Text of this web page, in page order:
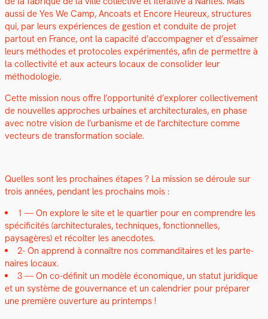
aus­si de Yes We Camp, Ancoats et Encore Heureux, struc­tures
qui, par leurs expéri­ences de ges­tion et con­duite de pro­jet
partout en France, ont la capac­ité d’ac­com­pa­g­n­er et d’essaimer
leurs méth­odes et pro­to­coles expéri­men­tés, afin de per­me­t­tre à
la col­lec­tiv­ité et aux acteurs locaux de con­solid­er leur
méthodolo­gie.
Cette mis­sion nous offre l’op­por­tu­nité d’ex­plor­er col­lec­tive­ment
de nou­velles approches urbaines et archi­tec­turales, en phase
avec notre vision de l’ur­ban­isme et de l’ar­chi­tec­ture comme
vecteurs de trans­for­ma­tion sociale.
Quelles sont les prochaines étapes ? La mis­sion se déroule sur
trois années, pen­dant les prochains mois :
1 — On explore le site et le quarti­er pour en com­pren­dre les
spé­ci­ficités (archi­tec­turales, tech­niques, fonc­tion­nelles,
paysagères) et récolter les anec­dotes.
2- On apprend à con­naître nos com­man­di­taires et les parte­
naires locaux.
3 — On co-définit un mod­èle économique, un statut juridique
et un sys­tème de gou­ver­nance et un cal­en­dri­er pour pré­par­er
une pre­mière ouver­ture au print­emps !